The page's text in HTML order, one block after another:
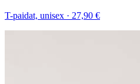
T-paidat, unisex · 27,90 €